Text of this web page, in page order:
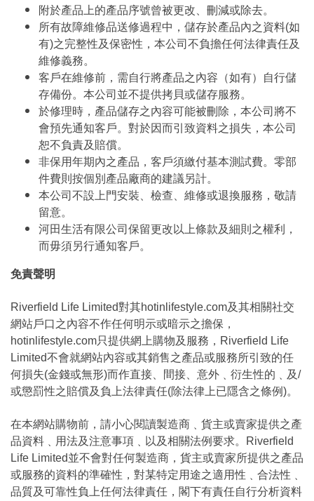
附於產品上的產品序號曾被更改、刪減或除去。
所有故障維修品送修過程中，儲存於產品內之資料(如
有)之完整性及保密性，本公司不負擔任何法律責任及
維修義務。
客戶在維修前，需自行將產品之內容（如有）自行儲
存備份。本公司並不提供拷貝或儲存服務。
於修理時，產品儲存之內容可能被刪除，本公司將不
會預先通知客戶。對於因而引致資料之損失，本公司
恕不負責及賠償。
非保用年期內之產品，客戶須繳付基本測試費。零部
件費則按個別產品廠商的建議另計。
本公司不設上門安裝、檢查、維修或退換服務，敬請
留意。
河田生活有限公司保留更改以上條款及細則之權利，
而毋須另行通知客戶。
免責聲明
Riverfield Life Limited對其hotinlifestyle.com及其相關社交
網站戶口之內容不作任何明示或暗示之擔保，
hotinlifestyle.com只提供網上購物及服務，Riverfield Life
Limited不會就網站內容或其銷售之產品或服務所引致的任
何損失(金錢或無形)而作直接、間接、意外﹑衍生性的﹑及/
或懲罰性之賠償及負上法律責任(除法律上已隱含之條例)。
在本網站購物前，請小心閱讀製造商﹑貨主或賣家提供之產
品資料﹑用法及注意事項﹑以及相關法例要求。Riverfield
Life Limited並不會對任何製造商，貨主或賣家所提供之產品
或服務的資料的準確性，對某特定用途之適用性﹑合法性﹑
品質及可靠性負上任何法律責任，閣下有責任自行分析資料